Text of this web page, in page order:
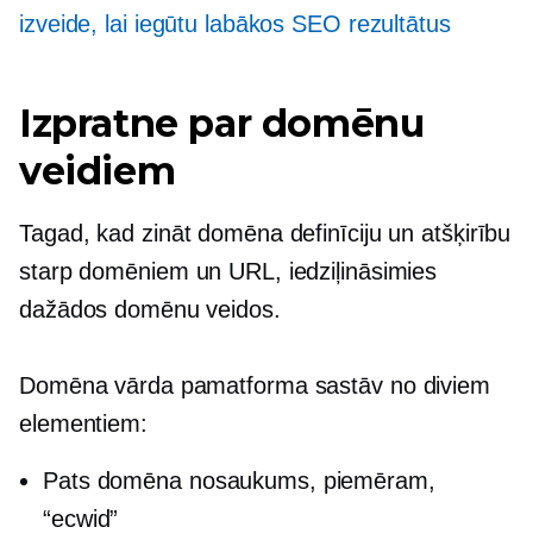
izveide, lai iegūtu labākos SEO rezultātus
Izpratne par domēnu
veidiem
Tagad, kad zināt domēna definīciju un atšķirību
starp domēniem un URL, iedziļināsimies
dažādos domēnu veidos.
Domēna vārda pamatforma sastāv no diviem
elementiem:
Pats domēna nosaukums, piemēram,
“ecwid”